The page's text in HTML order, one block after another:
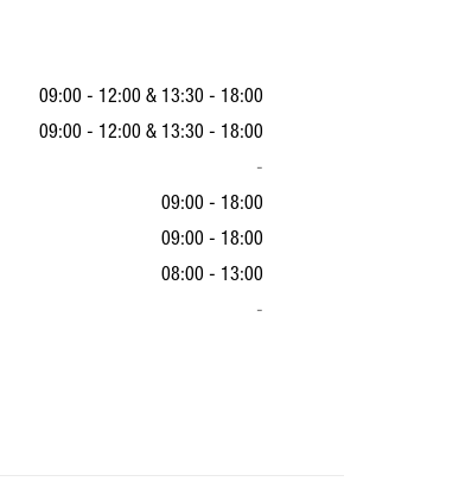
09:00 - 12:00 & 13:30 - 18:00
09:00 - 12:00 & 13:30 - 18:00
-
09:00 - 18:00
09:00 - 18:00
08:00 - 13:00
-